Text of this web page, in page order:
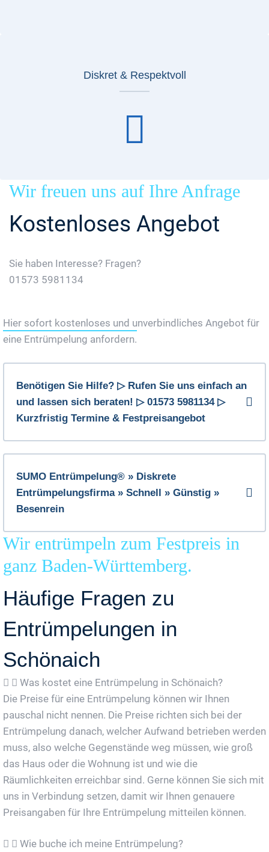
Diskret & Respektvoll
Wir freuen uns auf Ihre Anfrage
Kostenloses Angebot
Sie haben Interesse? Fragen?
01573 5981134
Hier sofort kostenloses und unverbindliches Angebot für
eine Entrümpelung anfordern.
Benötigen Sie Hilfe? ▷ Rufen Sie uns einfach an
und lassen sich beraten! ▷ 01573 5981134 ▷
Kurzfristig Termine & Festpreisangebot
SUMO Entrümpelung® » Diskrete
Entrümpelungsfirma » Schnell » Günstig »
Besenrein
Wir entrümpeln zum Festpreis in
ganz Baden-Württemberg.
Häufige Fragen zu
Entrümpelungen in
Schönaich
Was kostet eine Entrümpelung in Schönaich?
Die Preise für eine Entrümpelung können wir Ihnen
pauschal nicht nennen. Die Preise richten sich bei der
Entrümpelung danach, welcher Aufwand betrieben werden
muss, also welche Gegenstände weg müssen, wie groß
das Haus oder die Wohnung ist und wie die
Räumlichkeiten erreichbar sind. Gerne können Sie sich mit
uns in Verbindung setzen, damit wir Ihnen genauere
Preisangaben für Ihre Entrümpelung mitteilen können.
Wie buche ich meine Entrümpelung?